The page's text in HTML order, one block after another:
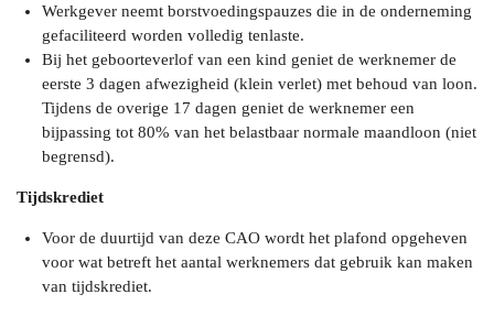
Werkgever neemt borstvoedingspauzes die in de onderneming
gefaciliteerd worden volledig tenlaste.
Bij het geboorteverlof van een kind geniet de werknemer de
eerste 3 dagen afwezigheid (klein verlet) met behoud van loon.
Tijdens de overige 17 dagen geniet de werknemer een
bijpassing tot 80% van het belastbaar normale maandloon (niet
begrensd).
Tijdskrediet
Voor de duurtijd van deze CAO wordt het plafond opgeheven
voor wat betreft het aantal werknemers dat gebruik kan maken
van tijdskrediet.